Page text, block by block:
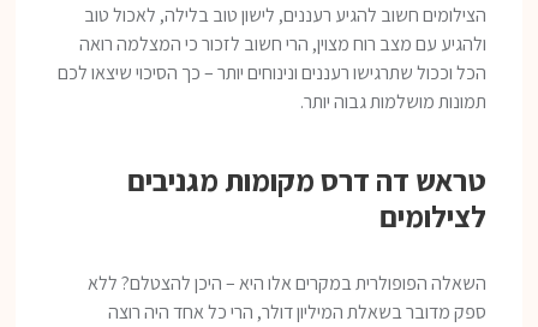
הצילומים חשוב להגיע רעננים, לישון טוב בלילה, לאכול טוב
ולהגיע עם מצב רוח מצוין, הרי חשוב לזכור כי המצלמה רואה
הכל וככול שתרגישו רעננים ונינוחים יותר – כך הסיכוי שיצאו לכם
תמונות מושלמות גבוה יותר.
טראש דה דרס מקומות מגניבים
לצילומים
השאלה הפופולרית במקרים אלו היא – היכן להצטלם? ללא
ספק מדובר בשאלת המיליון דולר, הרי כל אחד היה רוצה